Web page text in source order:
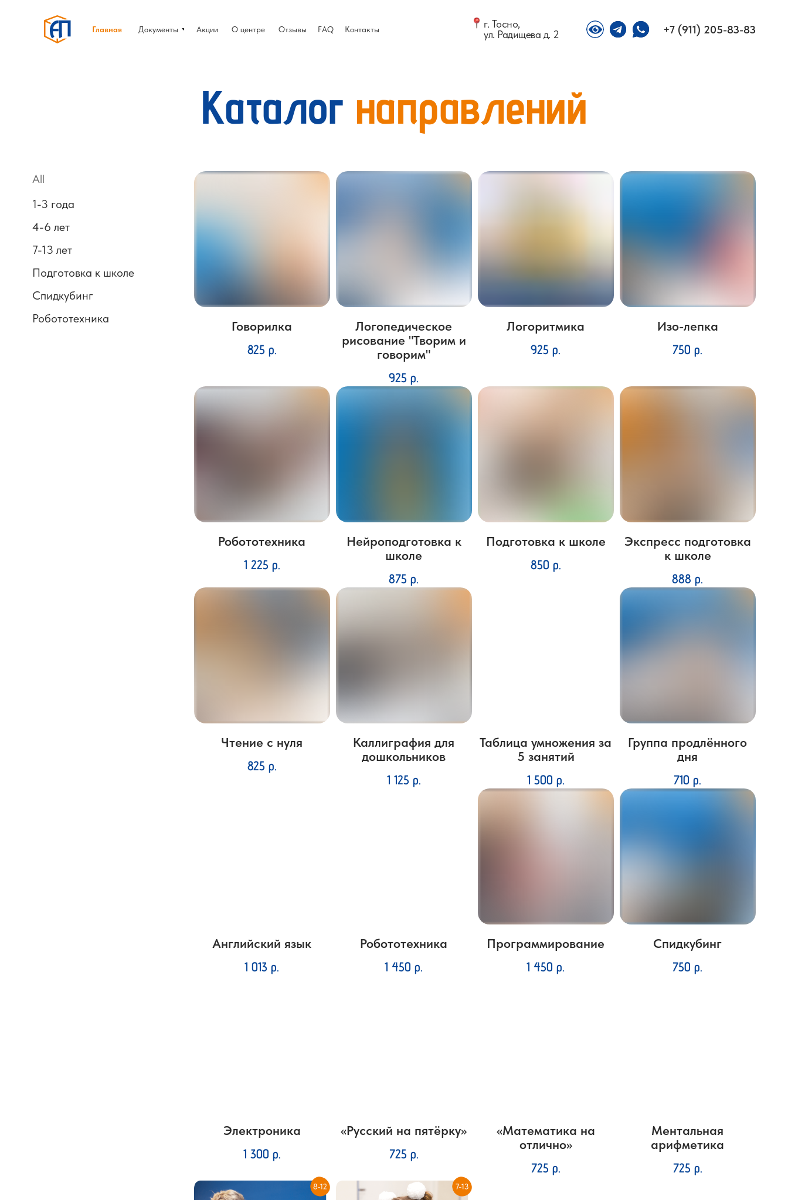
+7 (911) 205-83-83
Главная О центре Отзывы FAQ Контакты
Акции
Документы
г. Тосно,
ул. Радищева д. 2
Каталог направлений
All
1-3 года
4-6 лет
7-13 лет
Подготовка к школе
Спидкубинг
Робототехника
Говорилка
825 р.
Логопедическое
рисование "Творим и
говорим"
925 р.
Логоритмика
925 р.
Изо-лепка
750 р.
Робототехника
1 225 р.
Нейроподготовка к
школе
875 р.
Подготовка к школе
850 р.
Экспресс подготовка
к школе
888 р.
Чтение с нуля
825 р.
Каллиграфия для
дошкольников
1 125 р.
Таблица умножения за
5 занятий
1 500 р.
Группа продлённого
дня
710 р.
Английский язык
1 013 р.
Робототехника
1 450 р.
Программирование
1 450 р.
Спидкубинг
750 р.
Электроника
1 300 р.
«Русский на пятёрку»
725 р.
«Математика на
отлично»
725 р.
Ментальная
арифметика
725 р.